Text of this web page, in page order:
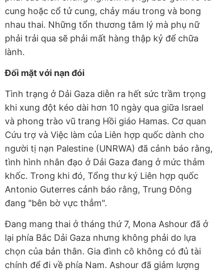
cung hoặc cổ tử cung, chảy máu trong và bong
nhau thai. Những tổn thương tâm lý mà phụ nữ
phải trải qua sẽ phải mất hàng thập kỷ để chữa
lành.
Đối mặt với nạn đói
Tình trạng ở Dải Gaza diễn ra hết sức trầm trọng
khi xung đột kéo dài hơn 10 ngày qua giữa Israel
và phong trào vũ trang Hồi giáo Hamas. Cơ quan
Cứu trợ và Việc làm của Liên hợp quốc dành cho
người tị nạn Palestine (UNRWA) đã cảnh báo rằng,
tình hình nhân đạo ở Dải Gaza đang ở mức thảm
khốc. Trong khi đó, Tổng thư ký Liên hợp quốc
Antonio Guterres cảnh báo rằng, Trung Đông
đang "bên bờ vực thẳm".
Đang mang thai ở tháng thứ 7, Mona Ashour đã ở
lại phía Bắc Dải Gaza nhưng không phải do lựa
chọn của bản thân. Gia đình cô không có đủ tài
chính để đi về phía Nam. Ashour đã giảm lượng